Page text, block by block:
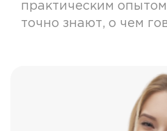
практическим
точно знают, о чем